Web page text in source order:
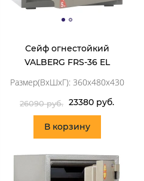
Сейф огнестойкий
VALBERG FRS-36 EL
Размер(ВхШхГ): 360x480x430
26090 руб. 23380 руб.
В корзину